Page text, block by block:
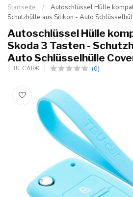
Startseite /
Autoschlüssel Hülle
Schutzhülle aus Silikon - Auto
Autoschlüssel Hülle
Skoda 3 Tasten -
Auto Schlüsselhülle
TBU CAR® (0)